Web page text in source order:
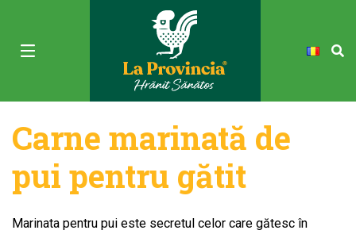
Carne marinată de
pui pentru gătit
Marinata pentru pui este secretul celor care gătesc în